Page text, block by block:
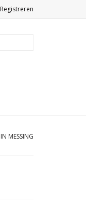
MESSING